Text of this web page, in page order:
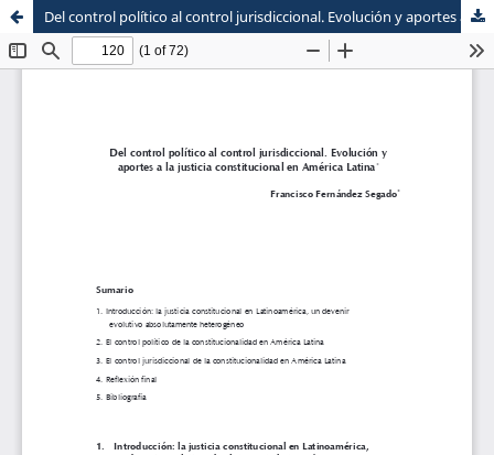
Sistema de
Bibliotecas
Escuela de Postgrado
Maestria en Derecho Constitucional
Del control político al control jurisdiccional. Evolución y aportes a la justicia constitucional en América Latina